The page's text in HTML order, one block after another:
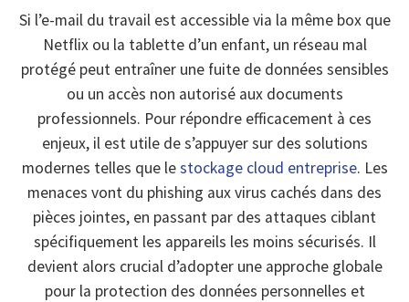
Si l’e-mail du travail est accessible via la même box que
Netflix ou la tablette d’un enfant, un réseau mal
protégé peut entraîner une fuite de données sensibles
ou un accès non autorisé aux documents
professionnels. Pour répondre efficacement à ces
enjeux, il est utile de s’appuyer sur des solutions
modernes telles que lestockage cloud entreprise. Les
menaces vont du phishing aux virus cachés dans des
pièces jointes, en passant par des attaques ciblant
spécifiquement les appareils les moins sécurisés. Il
devient alors crucial d’adopter une approche globale
pour la protection des données personnelles et